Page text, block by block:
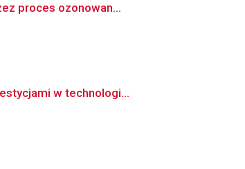
proces ozonowan...
w technologi...